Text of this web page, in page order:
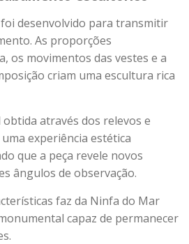
desenvolvido para transmitir
As proporções
os movimentos das vestes e a
criam uma escultura rica
através dos relevos e
experiência estética
que a peça revele novos
ângulos de observação.
faz da Ninfa do Mar
capaz de permanecer